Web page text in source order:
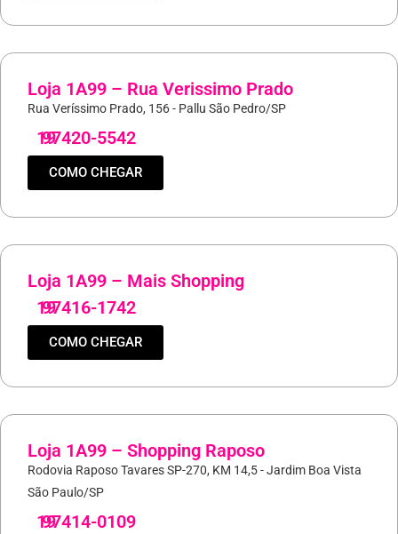
Loja 1A99 – Rua Verissimo Prado
Rua Veríssimo Prado, 156 - Pallu São Pedro/SP
19
97420-5542
COMO CHEGAR
Loja 1A99 – Mais Shopping
19
97416-1742
COMO CHEGAR
Loja 1A99 – Shopping Raposo
Rodovia Raposo Tavares SP-270, KM 14,5 - Jardim Boa Vista
São Paulo/SP
19
97414-0109